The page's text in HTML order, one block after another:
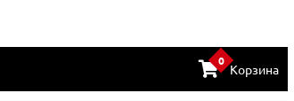
0
Корзина